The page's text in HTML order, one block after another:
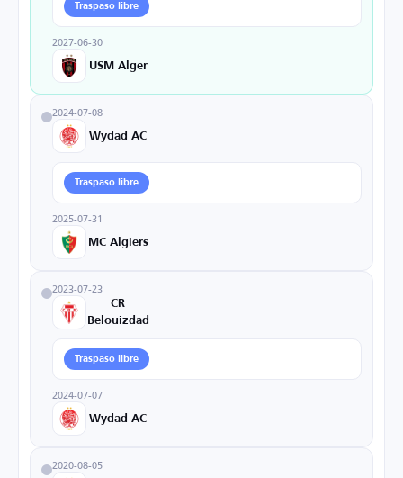
Traspaso libre
2027-06-30
USM Alger
2024-07-08
Wydad AC
Traspaso libre
2025-07-31
MC Algiers
2023-07-23
CR
Belouizdad
Traspaso libre
2024-07-07
Wydad AC
2020-08-05